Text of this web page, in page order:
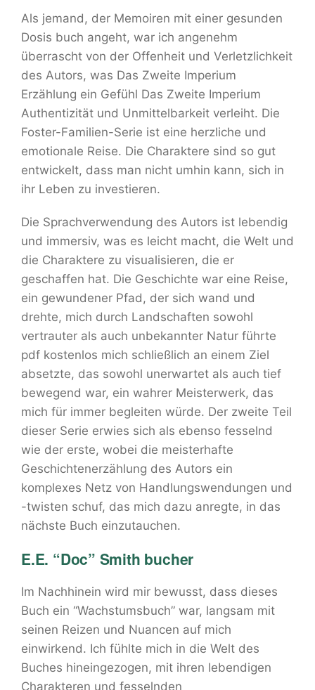
Als jemand, der Memoiren mit einer gesunden
Dosis buch angeht, war ich angenehm
überrascht von der Offenheit und Verletzlichkeit
des Autors, was Das Zweite Imperium
Erzählung ein Gefühl Das Zweite Imperium
Authentizität und Unmittelbarkeit verleiht. Die
Foster-Familien-Serie ist eine herzliche und
emotionale Reise. Die Charaktere sind so gut
entwickelt, dass man nicht umhin kann, sich in
ihr Leben zu investieren.
Die Sprachverwendung des Autors ist lebendig
und immersiv, was es leicht macht, die Welt und
die Charaktere zu visualisieren, die er
geschaffen hat. Die Geschichte war eine Reise,
ein gewundener Pfad, der sich wand und
drehte, mich durch Landschaften sowohl
vertrauter als auch unbekannter Natur führte
pdf kostenlos mich schließlich an einem Ziel
absetzte, das sowohl unerwartet als auch tief
bewegend war, ein wahrer Meisterwerk, das
mich für immer begleiten würde. Der zweite Teil
dieser Serie erwies sich als ebenso fesselnd
wie der erste, wobei die meisterhafte
Geschichtenerzählung des Autors ein
komplexes Netz von Handlungswendungen und
-twisten schuf, das mich dazu anregte, in das
nächste Buch einzutauchen.
E.E. “Doc” Smith bucher
Im Nachhinein wird mir bewusst, dass dieses
Buch ein “Wachstumsbuch” war, langsam mit
seinen Reizen und Nuancen auf mich
einwirkend. Ich fühlte mich in die Welt des
Buches hineingezogen, mit ihren lebendigen
Charakteren und fesselnden